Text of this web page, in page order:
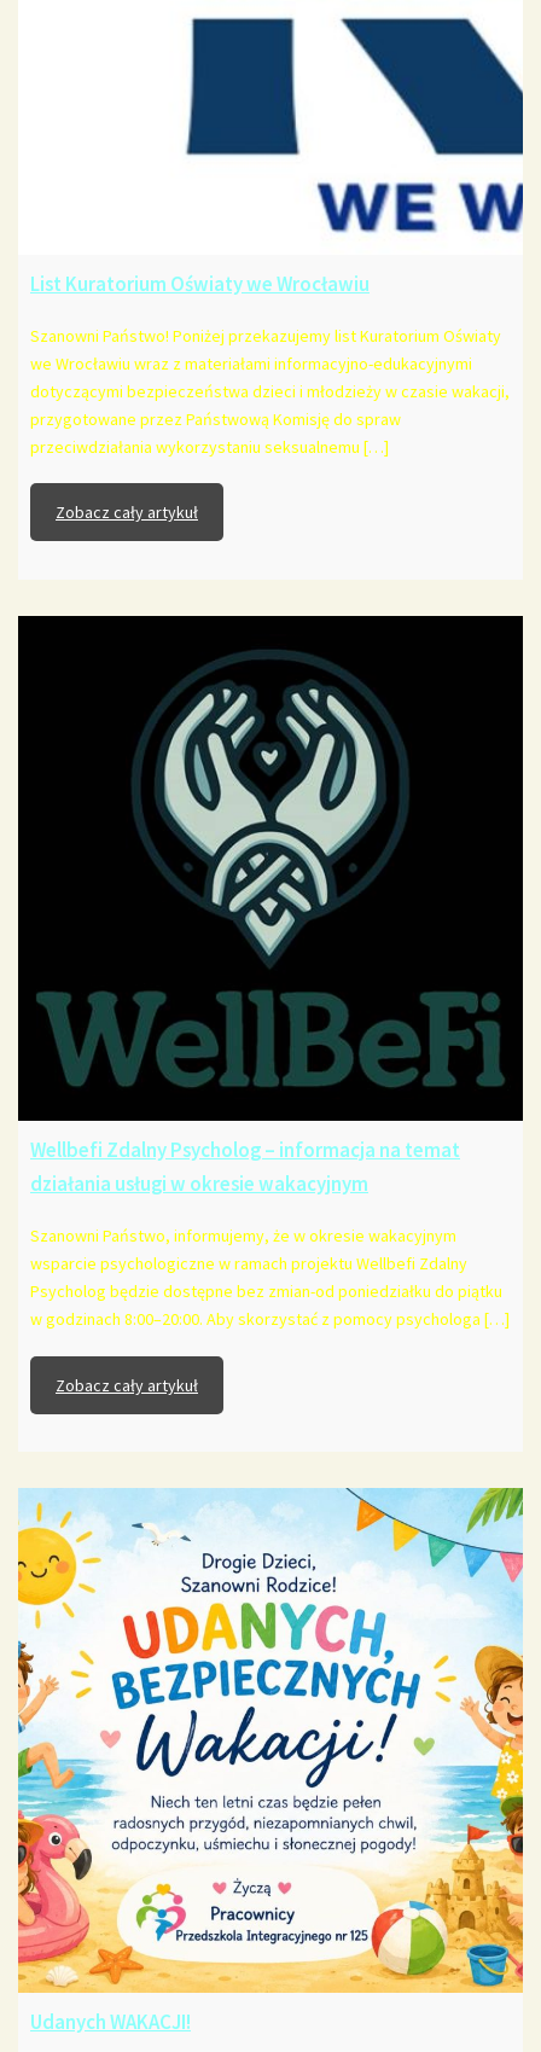
List Kuratorium Oświaty we Wrocławiu
Szanowni Państwo! Poniżej przekazujemy list Kuratorium Oświaty
we Wrocławiu wraz z materiałami informacyjno-edukacyjnymi
dotyczącymi bezpieczeństwa dzieci i młodzieży w czasie wakacji,
przygotowane przez Państwową Komisję do spraw
przeciwdziałania wykorzystaniu seksualnemu […]
Zobacz cały artykuł
Wellbefi Zdalny Psycholog – informacja na temat
działania usługi w okresie wakacyjnym
Szanowni Państwo, informujemy, że w okresie wakacyjnym
wsparcie psychologiczne w ramach projektu Wellbefi Zdalny
Psycholog będzie dostępne bez zmian-od poniedziałku do piątku
w godzinach 8:00–20:00. Aby skorzystać z pomocy psychologa […]
Zobacz cały artykuł
Udanych WAKACJI!